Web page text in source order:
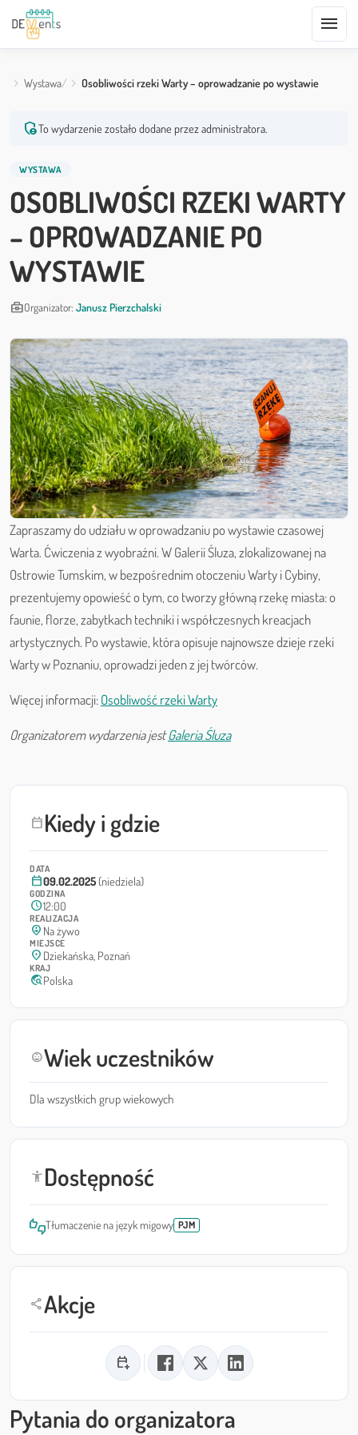
menu
Wystawa Osobliwości rzeki Warty – oprowadzanie po wystawie
admin_panel_settingsTo wydarzenie zostało dodane przez administratora.
WYSTAWA
OSOBLIWOŚCI RZEKI WARTY
– OPROWADZANIE PO
WYSTAWIE
business_centerOrganizator: Janusz Pierzchalski
calendar_todayKiedy i gdzie
DATA
calendar_today09.02.2025 (niedziela)
GODZINA
schedule12:00
REALIZACJA
person_pin_circle Na żywo
MIEJSCE
location_on Dziekańska, Poznań
KRAJ
travel_explorePolska
child_careWiek uczestników
Dla wszystkich grup wiekowych
accessibility_newDostępność
thumbs_up_downTłumaczenie na język migowy PJM
shareAkcje
calendar_add_on
Zapraszamy do udziału w oprowadzaniu po wystawie czasowej
Warta. Ćwiczenia z wyobraźni. W Galerii Śluza, zlokalizowanej na
Ostrowie Tumskim, w bezpośrednim otoczeniu Warty i Cybiny,
prezentujemy opowieść o tym, co tworzy główną rzekę miasta: o
faunie, florze, zabytkach techniki i współczesnych kreacjach
artystycznych. Po wystawie, która opisuje najnowsze dzieje rzeki
Warty w Poznaniu, oprowadzi jeden z jej twórców.
Więcej informacji:Osobliwość rzeki Warty
Organizatorem wydarzenia jestGaleria Śluza
Pytania do organizatora